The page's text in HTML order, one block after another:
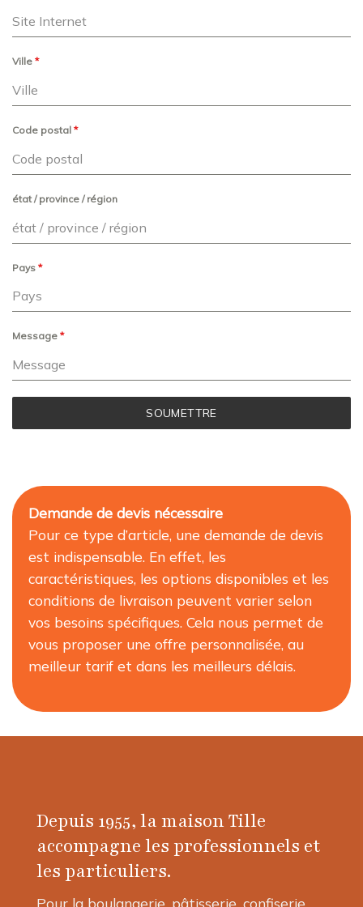
Ville *
Code postal *
état / province / région
Pays *
Message *
SOUMETTRE
Demande de devis nécessaire
Pour ce type d’article, une demande de devis
est indispensable. En effet, les
caractéristiques, les options disponibles et les
conditions de livraison peuvent varier selon
vos besoins spécifiques. Cela nous permet de
vous proposer une offre personnalisée, au
meilleur tarif et dans les meilleurs délais.
Depuis 1955, la maison Tille
accompagne les professionnels et
les particuliers.
Pour la boulangerie, pâtisserie, confiserie,